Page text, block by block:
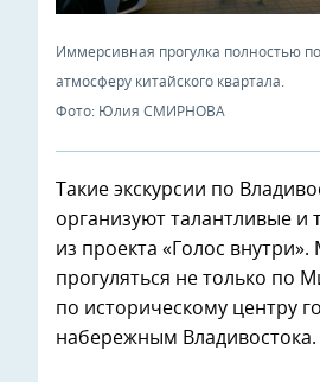
Иммерсивная прогулка полностью
атмосферу китайского квартала.
Фото: Юлия СМИРНОВА
Такие экскурсии по
организуют талантливые и
из проекта «Голос
прогуляться не только по
по историческому центру
набережным Владивостока.